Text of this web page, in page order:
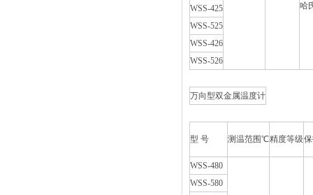
哈
WSS-425
WSS-525
WSS-426
WSS-526
万向型双金属温度计
型 号 测温范围℃精度等级
WSS-480
WSS-580